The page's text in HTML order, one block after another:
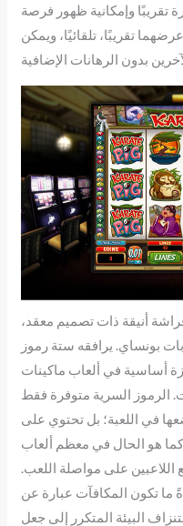
تقريبًا وإمكانية ظهور فرصة
تقريبًا، تلقائيًا، ويمكن
أنيقة ذات تصميم معقد،
بونساي. يرافقه ستة رموز
أساسية في ألعاب ماكينات
الرموز السرية متوفرة فقط
في اللعبة؛ بل تحتوي على
هو الحال في معظم ألعاب
اللاعبين على مواصلة اللعب.
ما تكون المكافآت عبارة عن
البيئة المتكرر إلى جعل